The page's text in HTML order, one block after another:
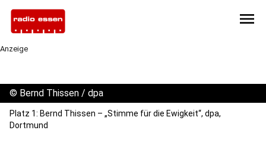
menu
Anzeige
© Bernd Thissen / dpa
Platz 1: Bernd Thissen – „Stimme für die Ewigkeit“, dpa,
Dortmund